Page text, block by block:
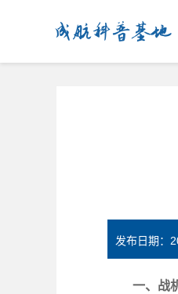
成航科普基地
发布日期
一、战